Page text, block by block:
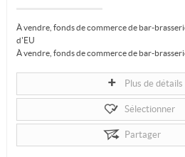
À vendre, fonds de commerce de bar-
d'EU
À vendre, fonds de commerce de bar-
Capacité : 50 places assises, avec un...
Plus de détails
Sélectionner
Partager